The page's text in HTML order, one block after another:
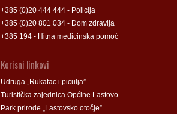
+385 (0)20 444 444 - Policija
+385 (0)20 801 034 - Dom zdravlja
+385 194 - Hitna medicinska pomoć
Korisni linkovi
Udruga „Rukatac i piculja”
Turistička zajednica Općine Lastovo
Park prirode „Lastovsko otočje”